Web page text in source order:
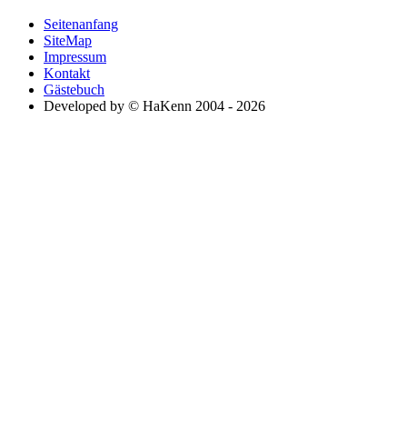
Seitenanfang
SiteMap
Impressum
Kontakt
Gästebuch
Developed by © HaKenn 2004 - 2026